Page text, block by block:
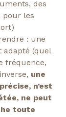
des
pour les
: une
adapté (quel
fréquence,
une
n’est
ne peut
toute